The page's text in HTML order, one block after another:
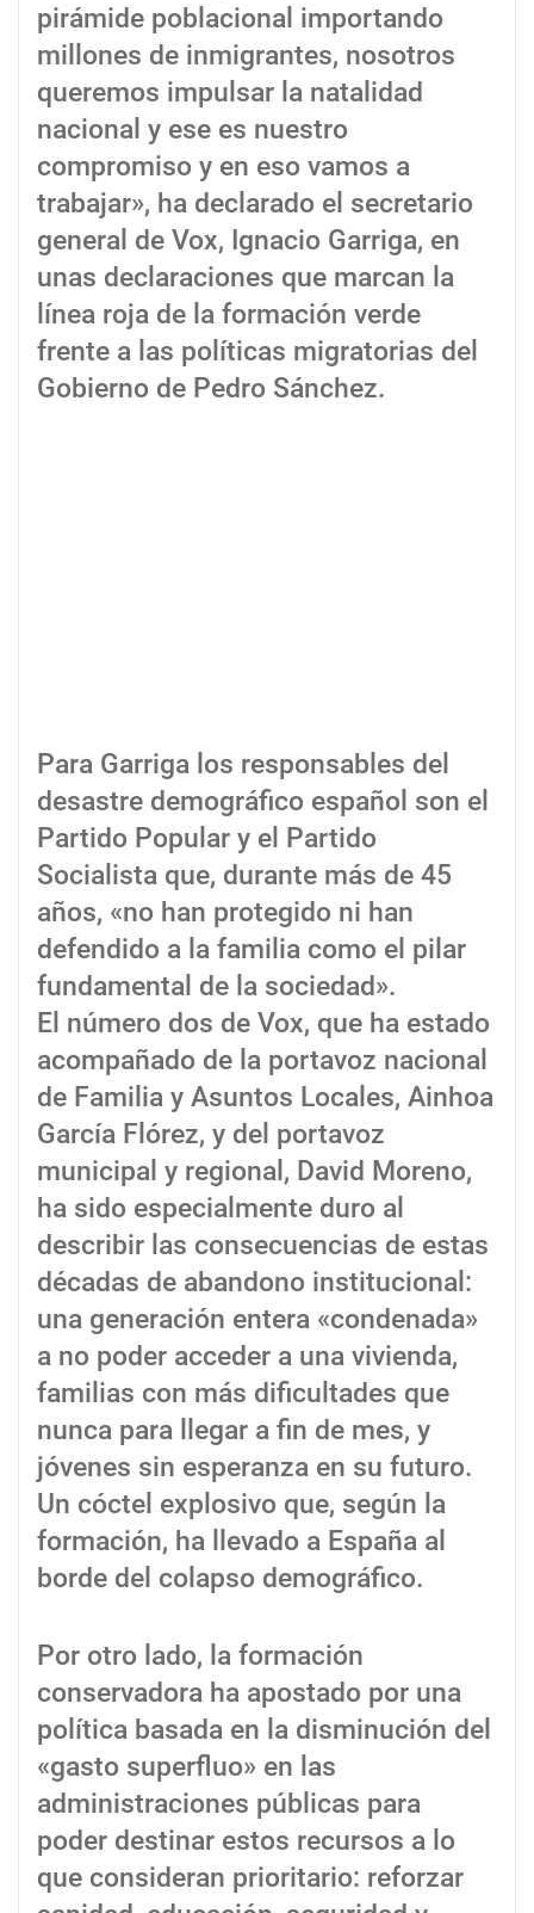
pirámide poblacional importando
millones de inmigrantes, nosotros
queremos impulsar la natalidad
nacional y ese es nuestro
compromiso y en eso vamos a
trabajar», ha declarado el secretario
general de Vox, Ignacio Garriga, en
unas declaraciones que marcan la
línea roja de la formación verde
frente a las políticas migratorias del
Gobierno de Pedro Sánchez.
Para Garriga los responsables del
desastre demográfico español son el
Partido Popular y el Partido
Socialista que, durante más de 45
años, «no han protegido ni han
defendido a la familia como el pilar
fundamental de la sociedad».
El número dos de Vox, que ha estado
acompañado de la portavoz nacional
de Familia y Asuntos Locales, Ainhoa
García Flórez, y del portavoz
municipal y regional, David Moreno,
ha sido especialmente duro al
describir las consecuencias de estas
décadas de abandono institucional:
una generación entera «condenada»
a no poder acceder a una vivienda,
familias con más dificultades que
nunca para llegar a fin de mes, y
jóvenes sin esperanza en su futuro.
Un cóctel explosivo que, según la
formación, ha llevado a España al
borde del colapso demográfico.
Por otro lado, la formación
conservadora ha apostado por una
política basada en la disminución del
«gasto superfluo» en las
administraciones públicas para
poder destinar estos recursos a lo
que consideran prioritario: reforzar